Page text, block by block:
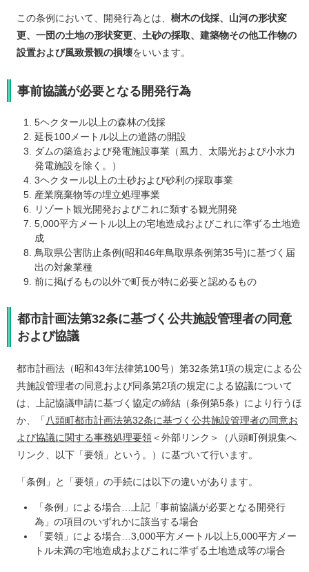
この条例において、開発行為とは、 樹木の伐採、山河の形状変
更、一団の土地の形状変更、土砂の採取、建築物その他工作物の
設置および風致景観の損壊をいいます。
事前協議が必要となる開発行為
5ヘクタール以上の森林の伐採
延長100メートル以上の道路の開設
ダムの築造および発電施設事業（風力、太陽光および小水力
発電施設を除く。）
3ヘクタール以上の土砂および砂利の採取事業
産業廃棄物等の埋立処理事業
リゾート観光開発およびこれに類する観光開発
5,000平方メートル以上の宅地造成およびこれに準ずる土地造
成
鳥取県公害防止条例(昭和46年鳥取県条例第35号)に基づく届
出の対象業種
前に掲げるもの以外で町長が特に必要と認めるもの
都市計画法第32条に基づく公共施設管理者の同意
および協議
都市計画法（昭和43年法律第100号）第32条第1項の規定による公
共施設管理者の同意および同条第2項の規定による協議について
は、上記協議申請に基づく協定の締結（条例第5条）により行うほ
か、「 八頭町都市計画法第32条に基づく公共施設管理者の同意お
よび協議に関する事務処理要領＜外部リンク＞
​（八頭町例規集へ
リンク、以下「要領」という。）に基づいて行います。
「条例」と「要領」の手続には以下の違いがあります。
「条例」による場合…上記「事前協議が必要となる開発行
為」の項目のいずれかに該当する場合
「要領」による場合…3,000平方メートル以上5,000平方メー
トル未満の宅地造成およびこれに準ずる土地造成等の場合